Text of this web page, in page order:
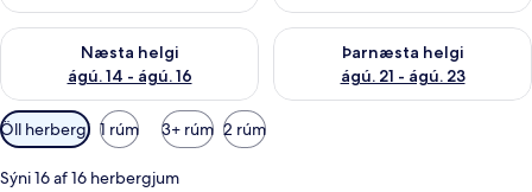
Næsta helgi
ágú. 14 - ágú. 16
Athuga framboð næstu helgi ágú. 14 - ágú. 16
Þarnæsta helgi
ágú. 21 - ágú. 23
Athuga framboð þarnæstu
Síur
í
boði
Öll herbergi 1 rúm 3+ rúm 2 rúm
Sýni 16 af 16 herbergjum